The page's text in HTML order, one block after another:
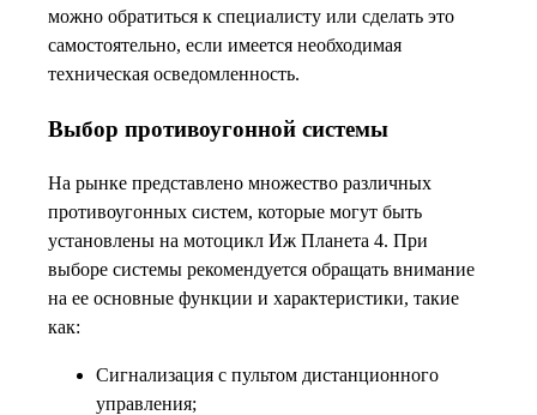
можно обратиться к специалисту или сделать это
самостоятельно, если имеется необходимая
техническая осведомленность.
Выбор противоугонной системы
На рынке представлено множество различных
противоугонных систем, которые могут быть
установлены на мотоцикл Иж Планета 4. При
выборе системы рекомендуется обращать внимание
на ее основные функции и характеристики, такие
как:
Сигнализация с пультом дистанционного
управления;